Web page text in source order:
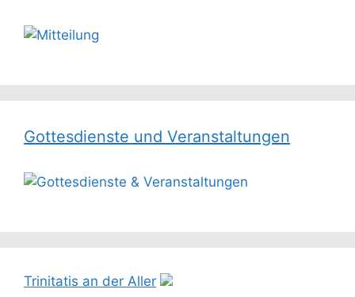
Gottesdienste und Veranstaltungen
Trinitatis an der Aller